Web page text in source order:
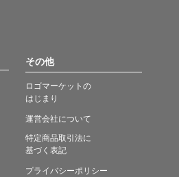
その他
ロゴマーケットの
はじまり
運営会社について
特定商品取引法に
基づく表記
プライバシーポリシー